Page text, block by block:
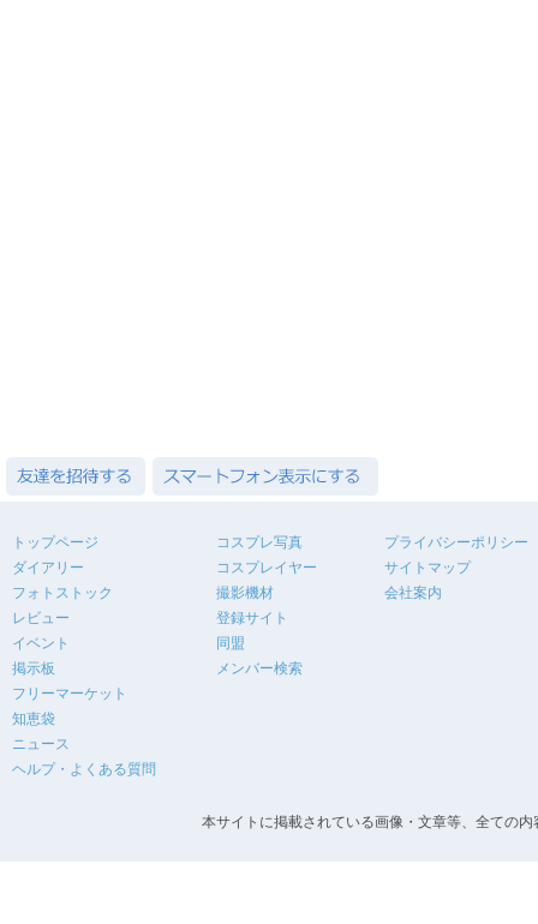
トップページ
ダイアリー
フォトストック
レビュー
イベント
掲示板
フリーマーケット
知恵袋
ニュース
ヘルプ・よくある質問
コスプレ写真
コスプレイヤー
撮影機材
登録サイト
同盟
メンバー検索
プライバシーポリシー
サイトマップ
会社案内
本サイトに掲載されている画像・文章等、全ての